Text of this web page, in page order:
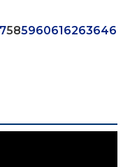
585960616263646